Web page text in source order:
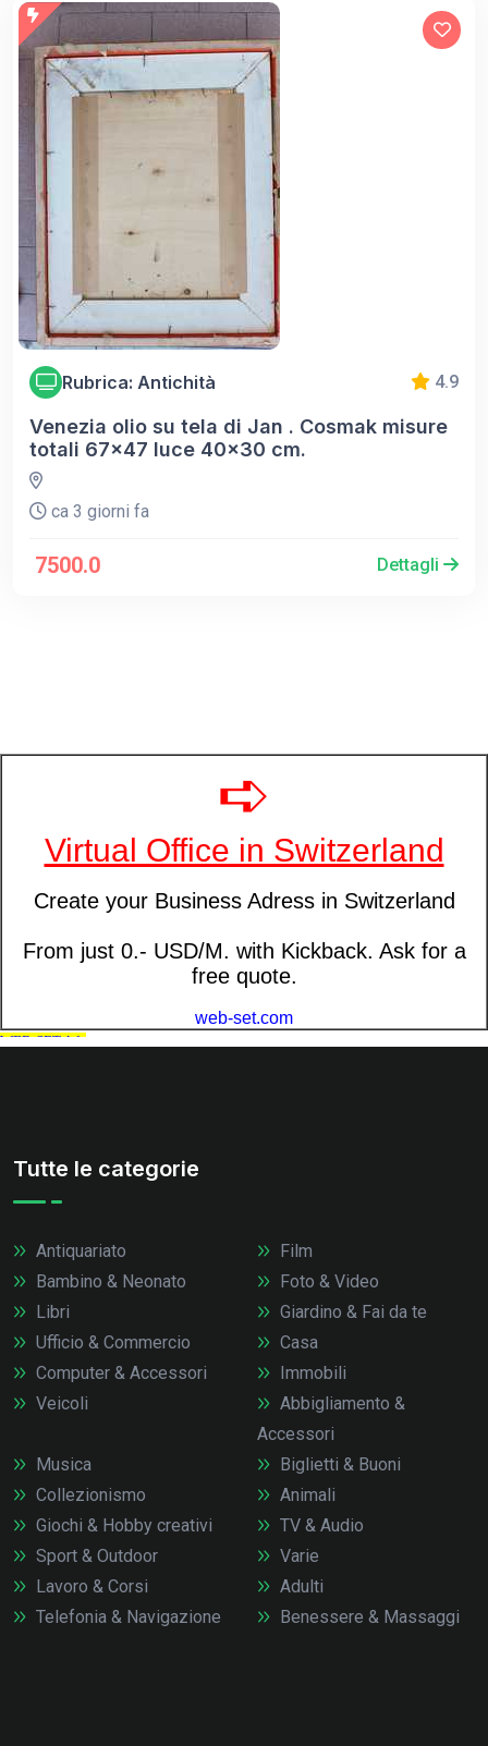
Rubrica: Antichità 4.9
Venezia olio su tela di Jan . Cosmak misure
totali 67x47 luce 40x30 cm.
ca 3 giorni fa
7500.0 Dettagli
Tutte le categorie
Antiquariato
Bambino & Neonato
Libri
Ufficio & Commercio
Computer & Accessori
Veicoli
Film
Foto & Video
Giardino & Fai da te
Casa
Immobili
Abbigliamento &
Accessori
Musica
Collezionismo
Giochi & Hobby creativi
Sport & Outdoor
Lavoro & Corsi
Telefonia & Navigazione
Biglietti & Buoni
Animali
TV & Audio
Varie
Adulti
Benessere & Massaggi